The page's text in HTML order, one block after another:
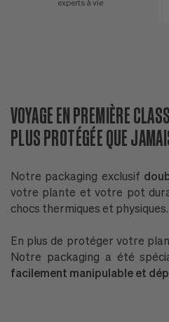
experts à vie
VOYAGE EN PREMIÈRE
PLUS PROTÉGÉE QUE
Notre packaging exclusif
votre plante et votre pot
chocs thermiques et physiques.
En plus de protéger votre
Notre packaging a été
facilement manipulable et